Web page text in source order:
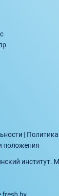
|
положения
институт.